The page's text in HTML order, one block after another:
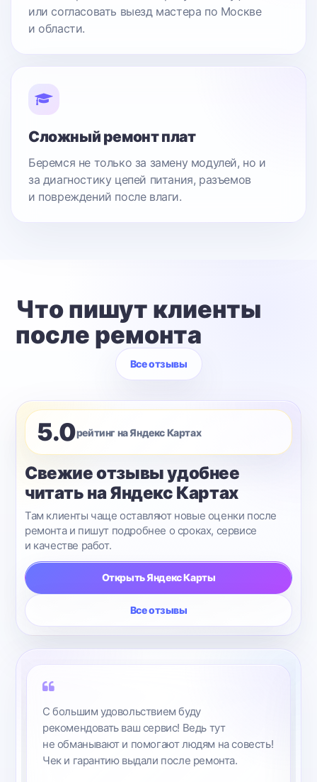
или согласовать выезд мастера по Москве
и области.
Сложный ремонт плат
Беремся не только за замену модулей, но и
за диагностику цепей питания, разъемов
и повреждений после влаги.
Что пишут клиенты
после ремонта
Все отзывы
5.0рейтинг на Яндекс Картах
Свежие отзывы удобнее
читать на Яндекс Картах
Там клиенты чаще оставляют новые оценки после
ремонта и пишут подробнее о сроках, сервисе
и качестве работ.
Открыть Яндекс Карты
Все отзывы
С большим удовольствием буду
рекомендовать ваш сервис! Ведь тут
не обманывают и помогают людям на совесть!
Чек и гарантию выдали после ремонта.